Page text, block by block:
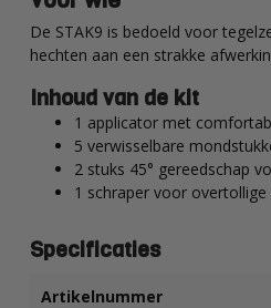
De STAK9 is bedoeld voor
hechten aan een strakke
Inhoud van de kit
1 applicator met
5 verwisselbare
2 stuks 45° gereedschap
1 schraper voor overtollige
Specificaties
Artikelnummer